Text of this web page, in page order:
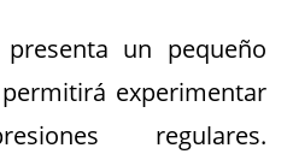
un pequeño
experimentar
regulares.